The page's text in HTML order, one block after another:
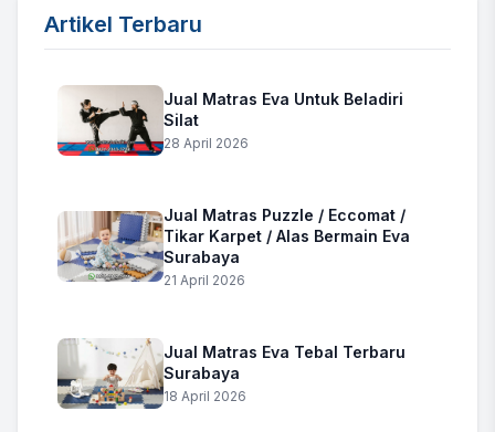
Artikel Terbaru
Jual Matras Eva Untuk Beladiri
Silat
28 April 2026
Jual Matras Puzzle / Eccomat /
Tikar Karpet / Alas Bermain Eva
Surabaya
21 April 2026
Jual Matras Eva Tebal Terbaru
Surabaya
18 April 2026